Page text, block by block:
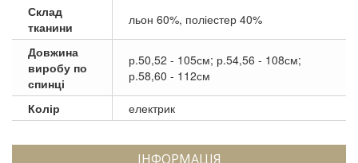
Склад
тканини
льон 60%, поліестер 40%
Довжина
виробу по
спинці
р.50,52 - 105см; р.54,56 - 108см;
р.58,60 - 112см
Колір електрик
ІНФОРМАЦІЯ